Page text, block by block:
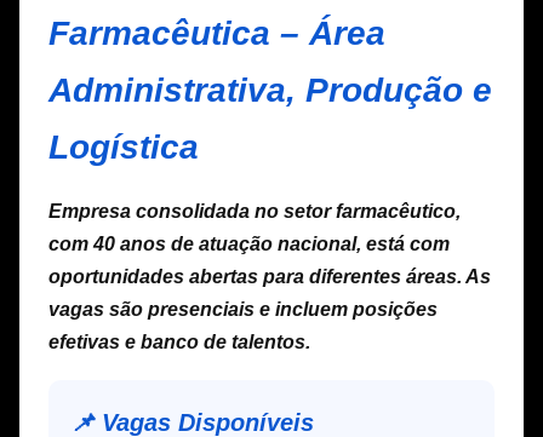
Farmacêutica – Área
Administrativa, Produção e
Logística
Empresa consolidada no setor farmacêutico,
com 40 anos de atuação nacional, está com
oportunidades abertas para diferentes áreas. As
vagas são presenciais e incluem posições
efetivas e banco de talentos.
📌 Vagas Disponíveis